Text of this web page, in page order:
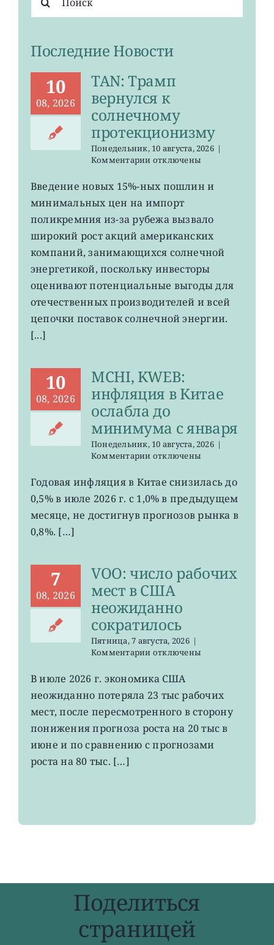
поиска:
Последние Новости
10
08, 2026
TAN: Трамп
вернулся к
солнечному
протекционизму
Понедельник, 10 августа, 2026 |
Комментариик
TAN:
вернулся
к
протекционизму
отключены
Введение новых 15%-ных пошлин и
минимальных цен на импорт
поликремния из-за рубежа вызвало
широкий рост акций американских
компаний, занимающихся солнечной
энергетикой, поскольку инвесторы
оценивают потенциальные выгоды для
отечественных производителей и всей
цепочки поставок солнечной энергии.
[...]
10
08, 2026
MCHI, KWEB:
инфляция в Китае
ослабла до
минимума с января
Понедельник, 10 августа, 2026 |
Комментариик
MCHI,
KWEB:
инфляция
в
Китае
с
января
отключены
Годовая инфляция в Китае снизилась до
0,5% в июле 2026 г. с 1,0% в предыдущем
месяце, не достигнув прогнозов рынка в
0,8%. […]
7
08, 2026
VOO: число рабочих
мест в США
неожиданно
сократилось
Пятница, 7 августа, 2026 |
Комментариик
VOO:
рабочих
мест
США
неожиданно
отключены
В июле 2026 г. экономика США
неожиданно потеряла 23 тыс рабочих
мест, после пересмотренного в сторону
понижения прогноза роста на 20 тыс в
июне и по сравнению с прогнозами
роста на 80 тыс. […]
Поделиться
страницей